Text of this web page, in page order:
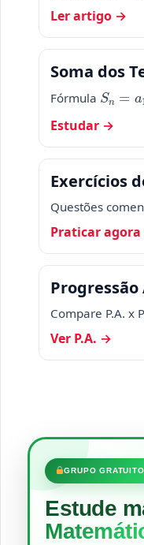
Ler artigo →
Soma dos
Fórmula
Estudar →
Exercícios
Questões
Praticar
Compare P.A. x
Ver P.A. →
GRUPO
Estude